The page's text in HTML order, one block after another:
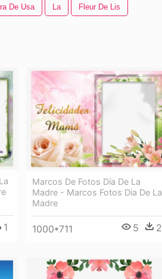
De Usa La Fleur De Lis
1
Marcos De Fotos Día De La
Madre - Marcos Fotos Dia De La
Madre
1000*711 5 2